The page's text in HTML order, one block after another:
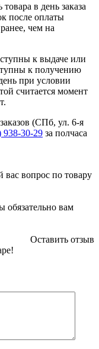
в день заказа
после оплаты
чем на
к выдаче или
к получению
при условии
считается момент
(СПб, ул. 6-я
938-30-29 за полчаса
вопрос по товару
вам
Оставить отзыв